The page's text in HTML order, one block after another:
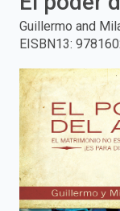
and
press
enter
to
search.
Guillermo and
EISBN13: